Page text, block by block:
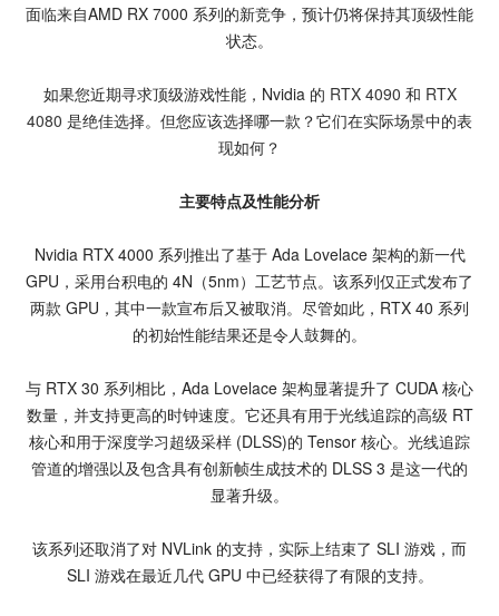
面临来自AMD RX 7000 系列的新竞争，预计仍将保持其顶级性能
状态。
如果您近期寻求顶级游戏性能，Nvidia 的 RTX 4090 和 RTX
4080 是绝佳选择。但您应该选择哪一款？它们在实际场景中的表
现如何？
主要特点及性能分析
Nvidia RTX 4000 系列推出了基于 Ada Lovelace 架构的新一代
GPU，采用台积电的 4N（5nm）工艺节点。该系列仅正式发布了
两款 GPU，其中一款宣布后又被取消。尽管如此，RTX 40 系列
的初始性能结果还是令人鼓舞的。
与 RTX 30 系列相比，Ada Lovelace 架构显著提升了 CUDA 核心
数量，并支持更高的时钟速度。它还具有用于光线追踪的高级 RT
核心和用于深度学习超级采样 (DLSS)的 Tensor 核心。光线追踪
管道的增强以及包含具有创新帧生成技术的 DLSS 3 是这一代的
显著升级。
该系列还取消了对 NVLink 的支持，实际上结束了 SLI 游戏，而
SLI 游戏在最近几代 GPU 中已经获得了有限的支持。